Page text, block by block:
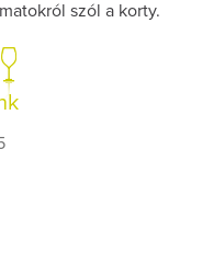
szól a korty.